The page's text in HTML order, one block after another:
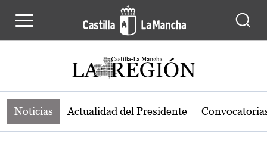
Noticias de la región de Castilla-La
Noticias Actualidad del Presidente